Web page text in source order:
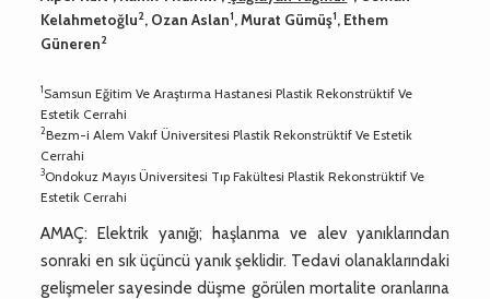
Kelahmetoğlu2, Ozan Aslan1, Murat Gümüş1, Ethem
Güneren2
1Samsun Eğitim Ve Araştırma Hastanesi Plastik Rekonstrüktif Ve
Estetik Cerrahi
2Bezm-i Alem Vakıf Üniversitesi Plastik Rekonstrüktif Ve Estetik
Cerrahi
3Ondokuz Mayıs Üniversitesi Tıp Fakültesi Plastik Rekonstrüktif Ve
Estetik Cerrahi
AMAÇ: Elektrik yanığı; haşlanma ve alev yanıklarından
sonraki en sık üçüncü yanık şeklidir. Tedavi olanaklarındaki
gelişmeler sayesinde düşme görülen mortalite oranlarına